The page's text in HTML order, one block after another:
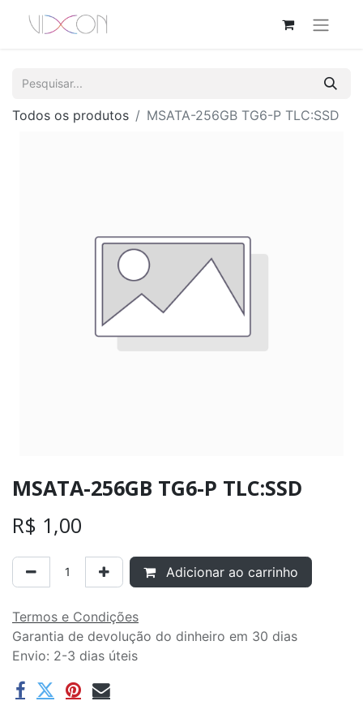
Todos os produtos MSATA-256GB TG6-P TLC:SSD
MSATA-256GB TG6-P TLC:SSD
R$ 1,00
Adicionar ao carrinho
Termos e Condições
Garantia de devolução do dinheiro em 30 dias
Envio: 2-3 dias úteis